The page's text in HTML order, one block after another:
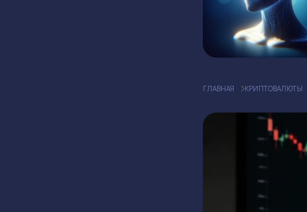
ГЛАВНАЯ КРИПТОВАЛЮТЫ